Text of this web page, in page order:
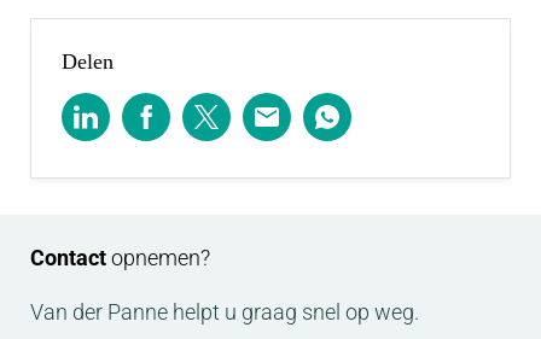
Delen
Contactopnemen?
Van der Panne helpt u graag snel op weg.